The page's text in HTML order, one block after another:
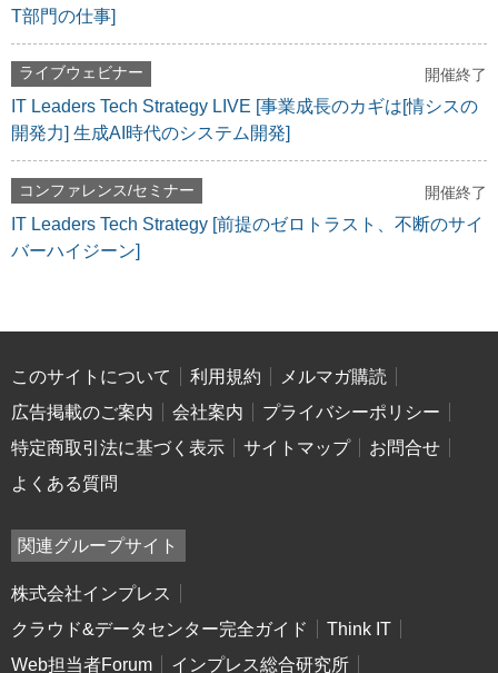
T部門の仕事]
ライブウェビナー 開催終了
IT Leaders Tech Strategy LIVE [事業成長のカギは[情シスの
開発力] 生成AI時代のシステム開発]
コンファレンス/セミナー 開催終了
IT Leaders Tech Strategy [前提のゼロトラスト、不断のサイ
バーハイジーン]
このサイトについて 利用規約
メルマガ購読
広告掲載のご案内
会社案内
プライバシーポリシー
特定商取引法に基づく表示
サイトマップ
お問合せ
よくある質問
関連グループサイト
株式会社インプレス
クラウド&データセンター完全ガイド
Think IT
Web担当者Forum
インプレス総合研究所